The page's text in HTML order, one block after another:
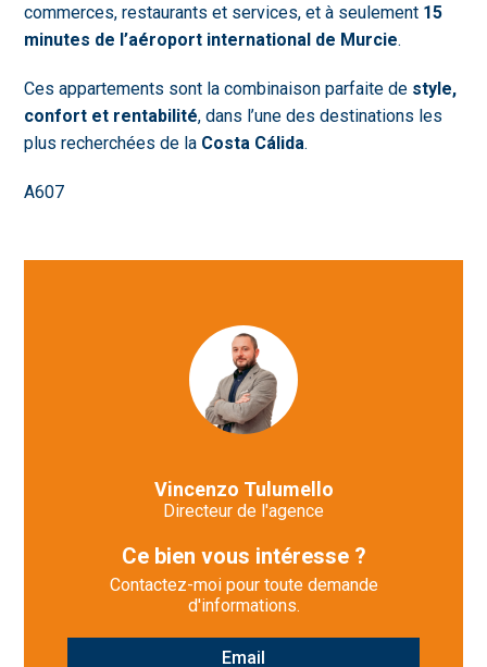
commerces, restaurants et services, et à seulement 15
minutes de l’aéroport international de Murcie.
Ces appartements sont la combinaison parfaite de style,
confort et rentabilité, dans l’une des destinations les
plus recherchées de la Costa Cálida.
A607
Vincenzo Tulumello
Directeur de l'agence
Ce bien vous intéresse ?
Contactez-moi pour toute demande
d'informations.
Email